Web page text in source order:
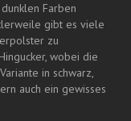
Farben
gibt es viele
zu
wobei die
in schwarz,
auch ein gewisses